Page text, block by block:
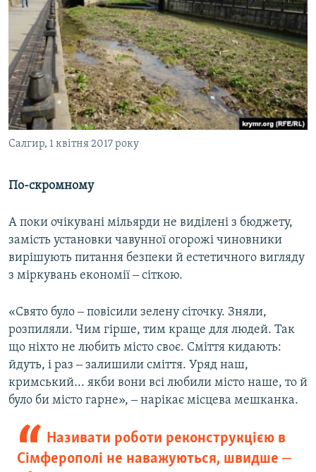
Салгир, 1 квітня 2017 року
По-скромному
А поки очікувані мільярди не виділені з бюджету,
замість установки чавунної огорожі чиновники
вирішують питання безпеки й естетичного вигляду
з міркувань економії ‒ сіткою.
«Свято було ‒ повісили зелену сіточку. Зняли,
розпиляли. Чим гірше, тим краще для людей. Так
що ніхто не любить місто своє. Сміття кидають:
йдуть, і раз ‒ залишили сміття. Уряд наш,
кримський... якби вони всі любили місто наше, то й
було би місто гарне», ‒ нарікає місцева мешканка.
Називати роботи реконструкцією в
Сімферополі не наважуються, швидше ‒